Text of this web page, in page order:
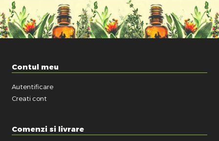
Contul meu
Autentificare
Creati cont
Comenzi si livrare